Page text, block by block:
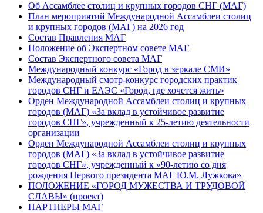
Об Ассамблее столиц и крупных городов СНГ (МАГ)
План мероприятий Международной Ассамблеи столиц
и крупных городов (МАГ) на 2026 год
Состав Правления МАГ
Положение об Экспертном совете МАГ
Состав Экспертного совета МАГ
Международный конкурс «Город в зеркале СМИ»
Международный смотр-конкурс городских практик
городов СНГ и ЕАЭС «Город, где хочется жить»
Орден Международной Ассамблеи столиц и крупных
городов (МАГ) «За вклад в устойчивое развитие
городов СНГ», учрежденный к 25-летию деятельности
организации
Орден Международной Ассамблеи столиц и крупных
городов (МАГ) «За вклад в устойчивое развитие
городов СНГ», учрежденный к «90-летию со дня
рождения Первого президента МАГ Ю.М. Лужкова»
ПОЛОЖЕНИЕ «ГОРОД МУЖЕСТВА И ТРУДОВОЙ
СЛАВЫ» (проект)
ПАРТНЕРЫ МАГ